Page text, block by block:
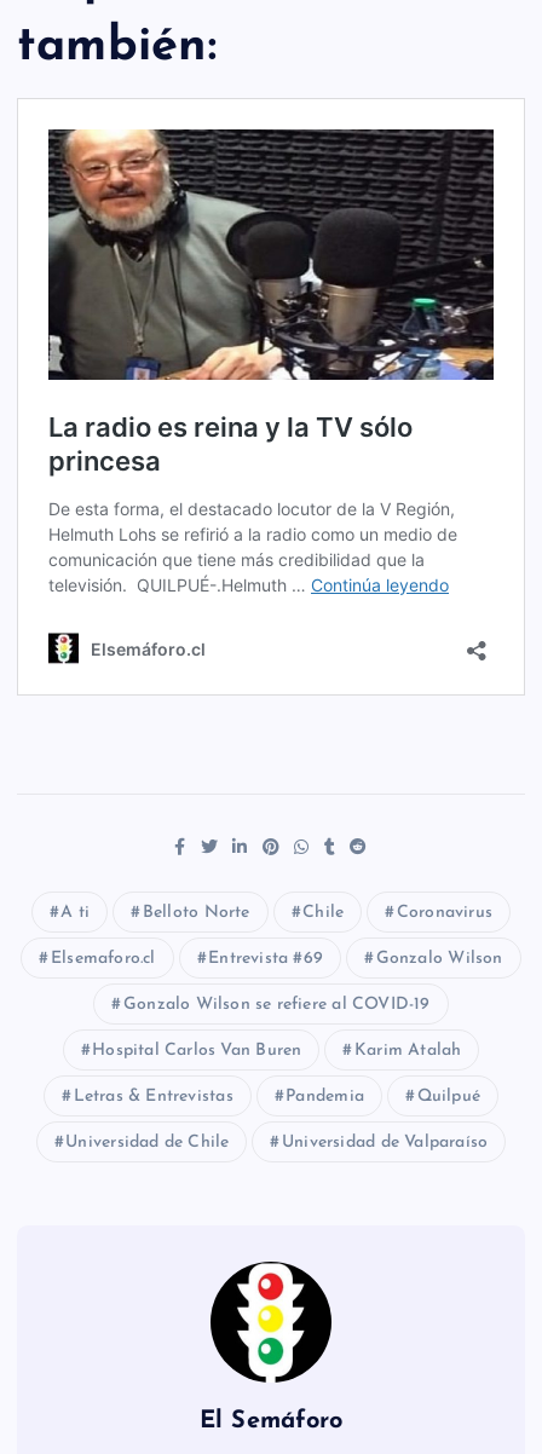
también:
A ti Belloto Norte Chile Coronavirus
Elsemaforo.cl Entrevista #69 Gonzalo Wilson
Gonzalo Wilson se refiere al COVID-19
Hospital Carlos Van Buren Karim Atalah
Letras & Entrevistas Pandemia Quilpué
Universidad de Chile Universidad de Valparaíso
El Semáforo